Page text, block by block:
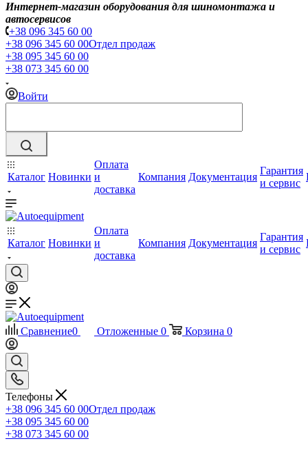
Интернет-магазин оборудования для шиномонтажа и
автосервисов
+38 096 345 60 00
+38 096 345 60 00Отдел продаж
+38 095 345 60 00
+38 073 345 60 00
Войти
Каталог Новинки
Оплата
и
доставка
Компания Документация
Гарантия
и сервис
Каталог Новинки
Оплата
и
доставка
Компания Документация
Гарантия
и сервис
Сравнение0 Отложенные 0 Корзина 0
Телефоны
+38 096 345 60 00Отдел продаж
+38 095 345 60 00
+38 073 345 60 00